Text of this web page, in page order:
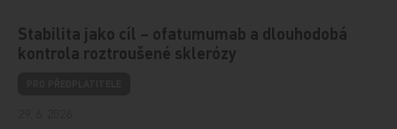
Stabilita jako cíl – ofatumumab a dlouhodobá
kontrola roztroušené sklerózy